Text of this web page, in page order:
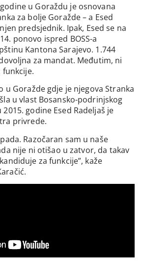
u Goraždu je osnovana
za bolje Goražde – a Esed
predsjednik. Ipak, Esed se na
ponovo ispred BOSS-a
Kantona Sarajevo. 1.744
za mandat. Međutim, ni
funkcije.
u Goražde gdje je njegova Stranka
u vlast Bosansko-podrinjskog
godine Esed Radeljaš je
privrede.
Razočaran sam u naše
nije ni otišao u zatvor, da takav
za funkcije”, kaže